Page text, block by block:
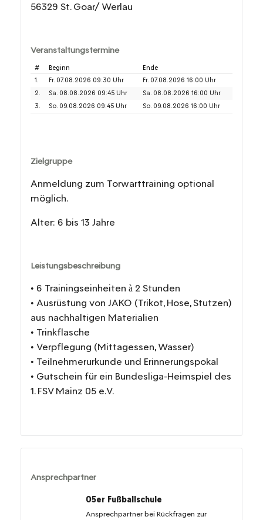
56329 St. Goar/ Werlau
Veranstaltungstermine
# Beginn
Ende
1.
Fr. 07.08.2026 09:30 Uhr
Fr. 07.08.2026 16:00 Uhr
2.
Sa. 08.08.2026 09:45 Uhr
Sa. 08.08.2026 16:00 Uhr
3.
So. 09.08.2026 09:45 Uhr So. 09.08.2026 16:00 Uhr
Zielgruppe
Anmeldung zum Torwarttraining optional
möglich.
Alter: 6 bis 13 Jahre
Leistungsbeschreibung
• 6 Trainingseinheiten à 2 Stunden
• Ausrüstung von JAKO (Trikot, Hose, Stutzen)
aus nachhaltigen Materialien
• Trinkflasche
• Verpflegung (Mittagessen, Wasser)
• Teilnehmerurkunde und Erinnerungspokal
• Gutschein für ein Bundesliga-Heimspiel des
1. FSV Mainz 05 e.V.
Ansprechpartner
05er Fußballschule
Ansprechpartner bei Rückfragen zur